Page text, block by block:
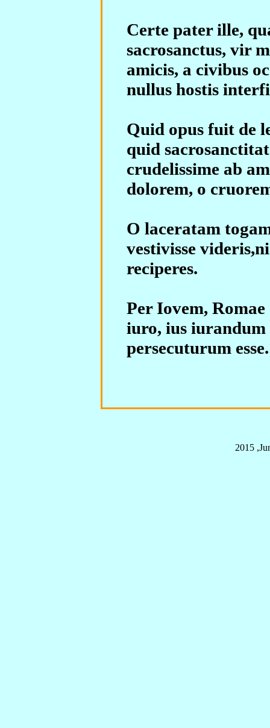
Certe pater ille,
sacrosanctus, vir
amicis, a civibus
nullus hostis
Quid opus fuit de
quid
crudelissime ab
dolorem, o
O laceratam
vestivisse videris,
reciperes.
Per Iovem, Romae
iuro, ius iurandum
persecuturum esse.
2015